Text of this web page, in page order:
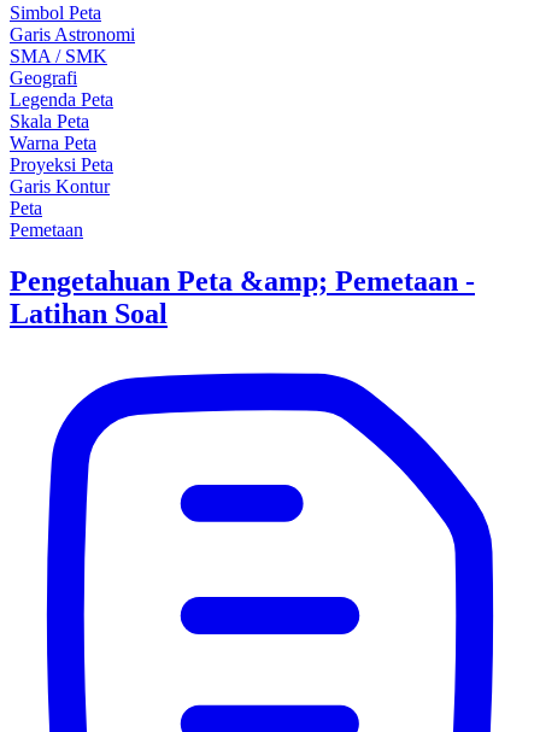
Simbol Peta
Garis Astronomi
SMA / SMK
Geografi
Legenda Peta
Skala Peta
Warna Peta
Proyeksi Peta
Garis Kontur
Peta
Pemetaan
Pengetahuan Peta &amp; Pemetaan -
Latihan Soal